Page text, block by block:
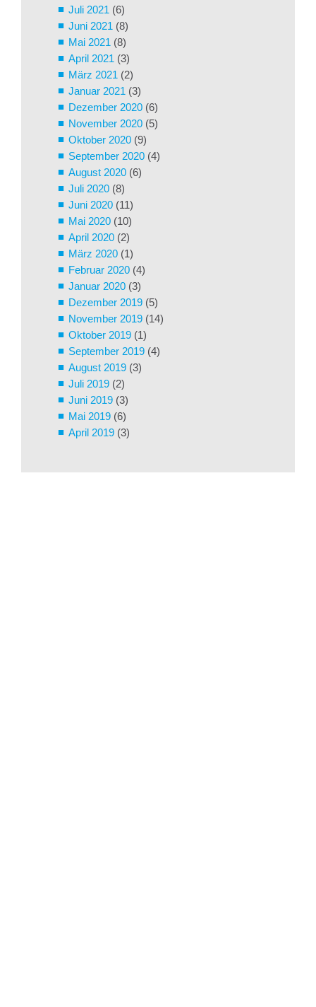
Juli 2021 (6)
Juni 2021 (8)
Mai 2021 (8)
April 2021 (3)
März 2021 (2)
Januar 2021 (3)
Dezember 2020 (6)
November 2020 (5)
Oktober 2020 (9)
September 2020 (4)
August 2020 (6)
Juli 2020 (8)
Juni 2020 (11)
Mai 2020 (10)
April 2020 (2)
März 2020 (1)
Februar 2020 (4)
Januar 2020 (3)
Dezember 2019 (5)
November 2019 (14)
Oktober 2019 (1)
September 2019 (4)
August 2019 (3)
Juli 2019 (2)
Juni 2019 (3)
Mai 2019 (6)
April 2019 (3)